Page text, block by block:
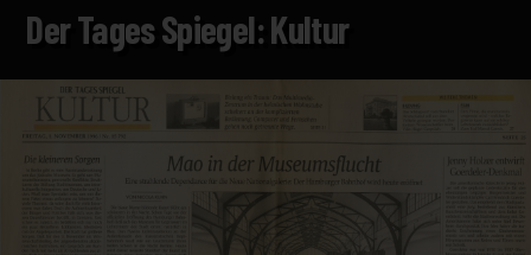
Der Tages Spiegel: Kultur